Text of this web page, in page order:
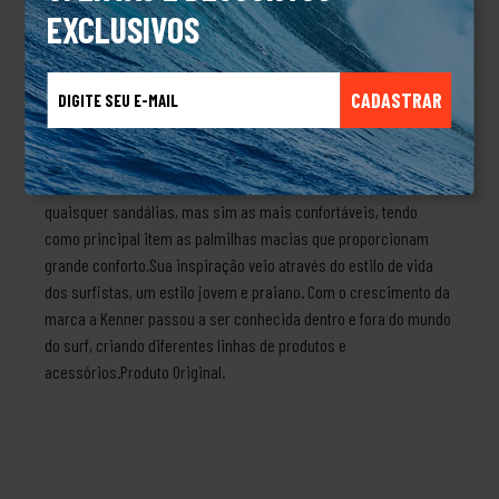
EXCLUSIVOS
CADASTRAR
aderência, especialmente em pisos molhados, proporcionando
mais segurança em cada passo.- Cabedal em gel maleável-
Palmilha, estampa exclusiva e impermeável. Perfeita para
superfícies molhadas- Identificador K- Solado levemente
tratorado e em borracha vulcanizada que garante o atrito com o
solo sem deixar escorregarSobre a marca KennerEm 1988 Peter
Saimon teve a grande ideia de criar sandálias, mas não eram
quaisquer sandálias, mas sim as mais confortáveis, tendo
como principal item as palmilhas macias que proporcionam
grande conforto.Sua inspiração veio através do estilo de vida
dos surfistas, um estilo jovem e praiano. Com o crescimento da
marca a Kenner passou a ser conhecida dentro e fora do mundo
do surf, criando diferentes linhas de produtos e
acessórios.Produto Original.